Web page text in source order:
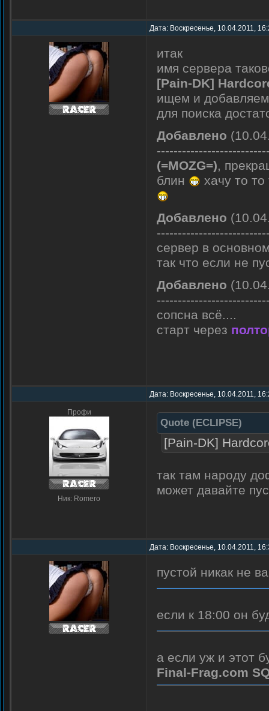
Дата: Воскресенье, 10.04.2011,
итак
имя сервера
[Pain-DK]
ищем и
для поиска
Добавлено
(=MOZG=),
блин
хачу то
Добавлено
сервер в
так что если не
Добавлено
сопсна всё....
старт через
Дата: Воскресенье, 10.04.2011,
Профи
Ник: Romero
Quote (ECLIPSE)
[Pain-DK]
так там народу
может давайте
Дата: Воскресенье, 10.04.2011,
пустой никак не
если к 18:00 он
а если уж и этот
Final-Frag.com